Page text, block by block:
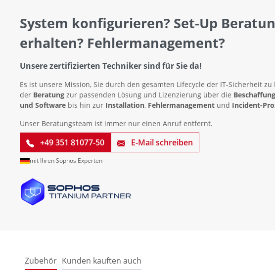
System konfigurieren? Set-Up
erhalten? Fehlermanagement?
Unsere zertifizierten Techniker sind für Sie da!
Es ist unsere Mission, Sie durch den gesamten Lifecycle der IT-Sicherheit zu
der Beratung zur passenden Lösung und Lizenzierung über die
und Software bis hin zur Installation, Fehlermanagement und Incident-
Unser Beratungsteam ist immer nur einen Anruf entfernt.
+49 351 81077-50 E-Mail schreiben
mit Ihren Sophos Experten
Zubehör Kunden kauften auch